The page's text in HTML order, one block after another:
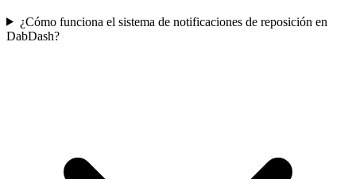
¿Cómo funciona el sistema de notificaciones de reposición en
DabDash?